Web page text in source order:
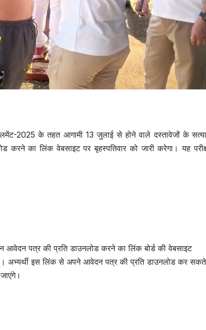
2025 के तहत आगामी 13 जुलाई से होने वाले दस्तावेजों के
करने का लिंक वेबसाइट पर बृहस्पतिवार को जारी करेगा। यह
आवेदन पत्र की प्रति डाउनलोड करने का लिंक बोर्ड की वेबसाइट
इस लिंक से अपने आवेदन पत्र की प्रति डाउनलोड कर
Jalaun
News:बिना मानक
Coaching
Jalaun